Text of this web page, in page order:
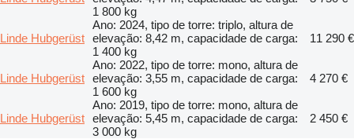
1 800 kg
Linde Hubgerüst
Ano: 2024, tipo de torre: triplo, altura de
elevação: 8,42 m, capacidade de carga:
1 400 kg
11 290 €
Linde Hubgerüst
Ano: 2022, tipo de torre: mono, altura de
elevação: 3,55 m, capacidade de carga:
1 600 kg
4 270 €
Linde Hubgerüst
Ano: 2019, tipo de torre: mono, altura de
elevação: 5,45 m, capacidade de carga:
3 000 kg
2 450 €